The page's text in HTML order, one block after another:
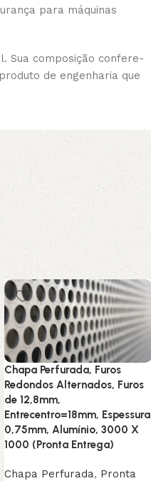
para máquinas
Sua composição confere-
de engenharia que
Chapa Perfurada, Furos
Redondos Alternados, Furos
de 12,8mm,
Entrecentro=18mm, Espessura
0,75mm, Alumínio, 3000 X
1000 (Pronta Entrega)
Chapa Perfurada, Pronta